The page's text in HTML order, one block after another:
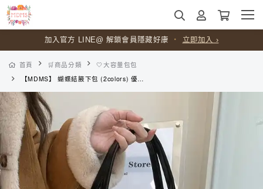
加入官方 LINE@ 解鎖會員隱藏好康 ・ 立即加入 ›
首頁 🛒商品分類
🤍大容量包包
【MDMS】 蝴蝶結腋下包 (2colors) 優雅時尚手提包 輕便手提袋 可愛復古單肩包 休閒簡約側背包 B244